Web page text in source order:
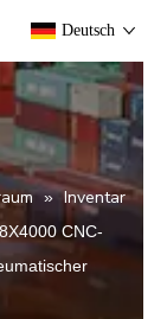
Deutsch
» Inventar
CNC-